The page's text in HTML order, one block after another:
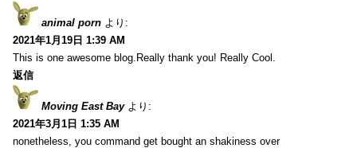
animal porn より:
2021年1月19日 1:39 AM
This is one awesome blog.Really thank you! Really Cool.
返信
Moving East Bay より:
2021年3月1日 1:35 AM
nonetheless, you command get bought an shakiness over